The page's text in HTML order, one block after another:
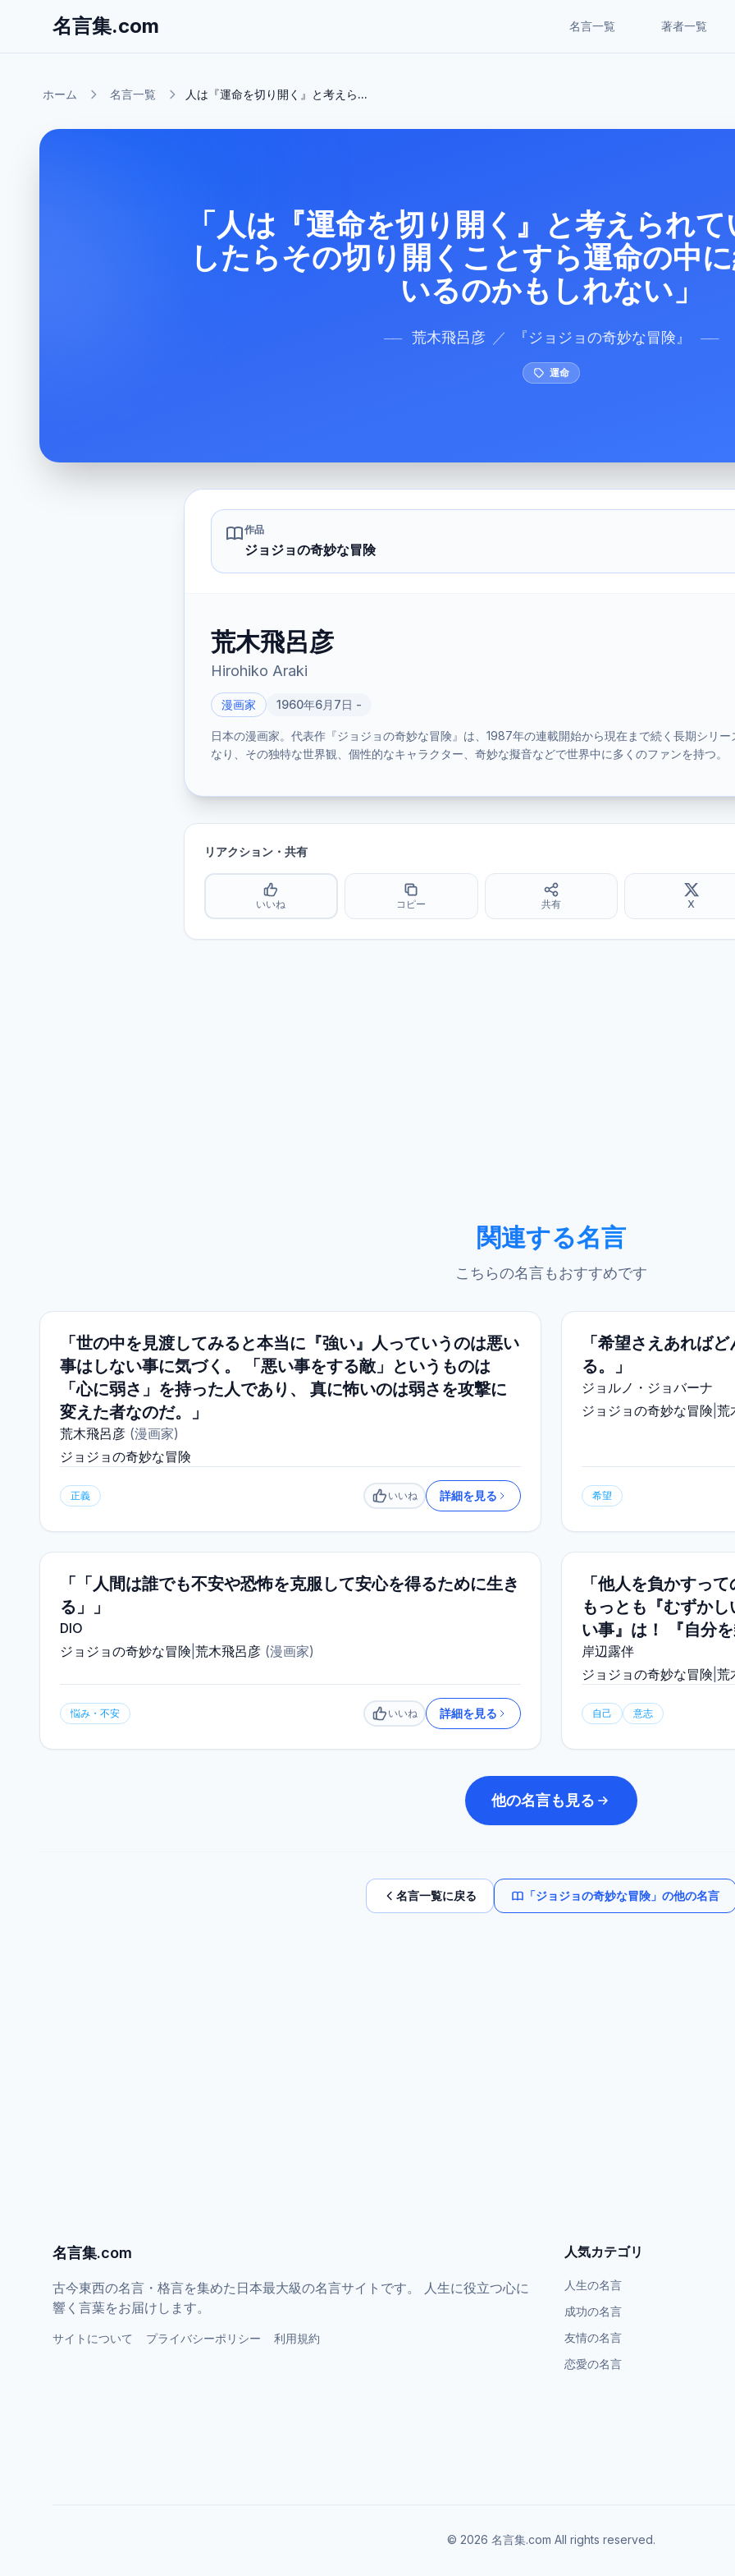
名言集.com 名言一覧 著者一覧
ホーム 名言一覧 人は『運命を切り開く』と考えら...
「人は『運命を切り開く』と考えられ
したらその切り開くことすら運命の中
いるのかもしれない」
── 荒木飛呂彦 ／ 『ジョジョの奇妙な冒険 』 ──
運命
作品
ジョジョの奇妙な冒険
荒木飛呂彦
Hirohiko Araki
漫画家 1960年6月7日 -
日本の漫画家。代表作『ジョジョの奇妙な冒険』は、1987年の連載開始から現在まで続く長期シリー
なり、その独特な世界観、個性的なキャラクター、奇妙な擬音などで世界中に多くのファンを持つ。
リアクション・共有
いいね コピー 共有 X
関連する名言
こちらの名言もおすすめです
「世の中を見渡してみると本当に『強い』人っていうのは悪い
事はしない事に気づく。 「悪い事をする敵」というものは
「心に弱さ」を持った人であり、 真に怖いのは弱さを攻撃に
変えた者なのだ。」
荒木飛呂彦 (漫画家)
ジョジョの奇妙な冒険
正義 いいね
いいね 詳細を見る
「希望さえあれば
る。」
ジョルノ・ジョバーナ
ジョジョの奇妙な冒険 荒
希望
「「人間は誰でも不安や恐怖を克服して安心を得るために生き
る」」
DIO
ジョジョの奇妙な冒険 荒木飛呂彦 (漫画家)
悩み・不安 いいね
いいね 詳細を見る
「他人を負かすっ
もっとも『むずか
い事』は！ 『自分
岸辺露伴
ジョジョの奇妙な冒険 荒
自己 意志
他の名言も見る
名言一覧に戻る 「ジョジョの奇妙な冒険」の他の名言
名言集.com
古今東西の名言・格言を集めた日本最大級の名言サイトです。 人生に役立つ心に
響く言葉をお届けします。
サイトについて プライバシーポリシー 利用規約
人気カテゴリ
人生の名言
成功の名言
友情の名言
恋愛の名言
© 2026 名言集.com All rights reserved.